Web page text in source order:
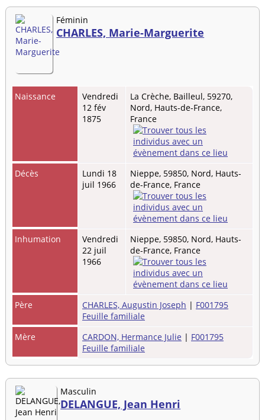
Féminin
CHARLES, Marie-Marguerite
Naissance
Vendredi
12 fév
1875
La Crèche, Bailleul, 59270,
Nord, Hauts-de-France,
France
Décès
Lundi 18
juil 1966
Nieppe, 59850, Nord, Hauts-
de-France, France
Inhumation
Vendredi
22 juil
1966
Nieppe, 59850, Nord, Hauts-
de-France, France
Père CHARLES, Augustin Joseph | F001795
Feuille familiale
Mère
CARDON, Hermance Julie | F001795
Feuille familiale
Masculin
DELANGUE, Jean Henri